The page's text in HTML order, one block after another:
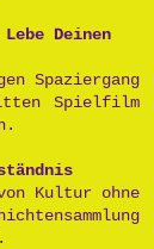
Deinen
Spaziergang
Spielfilm
Kultur ohne